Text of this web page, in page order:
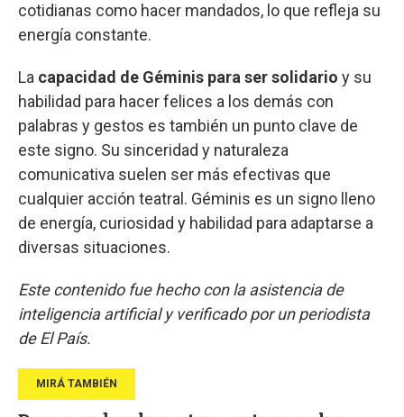
cotidianas como hacer mandados, lo que refleja su
energía constante.
La capacidad de Géminis para ser solidario y su
habilidad para hacer felices a los demás con
palabras y gestos es también un punto clave de
este signo. Su sinceridad y naturaleza
comunicativa suelen ser más efectivas que
cualquier acción teatral. Géminis es un signo lleno
de energía, curiosidad y habilidad para adaptarse a
diversas situaciones.
Este contenido fue hecho con la asistencia de
inteligencia artificial y verificado por un periodista
de El País.